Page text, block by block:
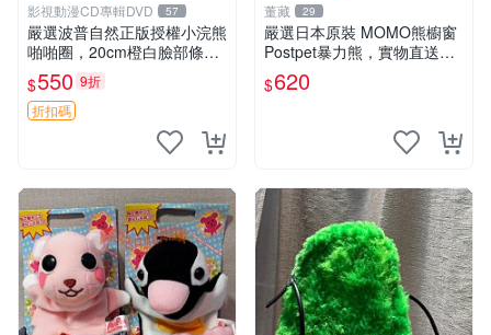
影視動漫CD專輯DVD 57
嚴選波普自然正版授權小浣熊
啪啪圈，20cm橙白臉部條紋
清晰，毛絨超萌贈品推薦。
小浣熊 波普 圈環
$550 9折
折扣碼
董藏 29
嚴選日本原裝 MOMO熊櫥窗
Postpet暴力熊，實物直送新
臺灣。MOMO熊 暴力熊 熊貓
櫥窗
$620